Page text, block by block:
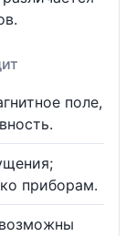
поле,
приборам.